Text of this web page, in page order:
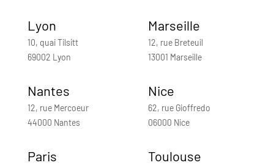
Lyon
10, quai Tilsitt
69002 Lyon
Marseille
12, rue Breteuil
13001 Marseille
Nantes
12, rue Mercoeur
44000 Nantes
Nice
62, rue Gioffredo
06000 Nice
Paris Toulouse